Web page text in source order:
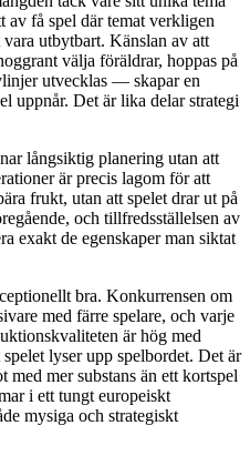
av få spel där temat verkligen
utbytbart. Känslan av att
välja föräldrar, hoppas på
utvecklas — skapar en
uppnår. Det är lika delar strategi
långsiktig planering utan att
är precis lagom för att
frukt, utan att spelet drar ut på
och tillfredsställelsen av
exakt de egenskaper man siktat
bra. Konkurrensen om
med färre spelare, och varje
är hög med
lyser upp spelbordet. Det är
med mer substans än ett kortspel
i ett tungt europeiskt
mysiga och strategiskt